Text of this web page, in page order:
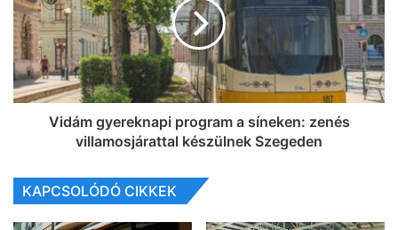
Vidám gyereknapi program a síneken: zenés
villamosjárattal készülnek Szegeden
KAPCSOLÓDÓ CIKKEK